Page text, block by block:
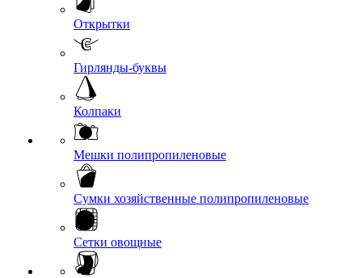
Открытки
Гирлянды-буквы
Колпаки
Мешки полипропиленовые
Сумки хозяйственные полипропиленовые
Сетки овощные